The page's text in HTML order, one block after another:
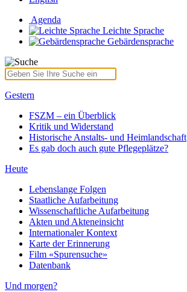
Agenda
Leichte Sprache
Gebärdensprache
Gestern
FSZM – ein Überblick
Kritik und Widerstand
Historische Anstalts- und Heimlandschaft
Es gab doch auch gute Pflegeplätze?
Heute
Lebenslange Folgen
Staatliche Aufarbeitung
Wissenschaftliche Aufarbeitung
Akten und Akteneinsicht
Internationaler Kontext
Karte der Erinnerung
Film «Spurensuche»
Datenbank
Und morgen?